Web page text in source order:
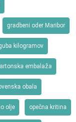
gradbeni oder Maribor
kilogramov
embalaža
obala
olje opečna kritina